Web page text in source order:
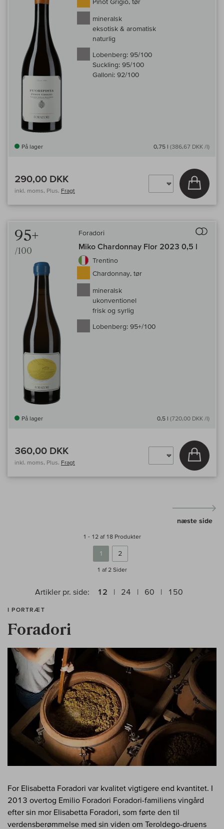
mineralsk
eksotisk & aromatisk
naturlig
Lobenberg: 95/100
Suckling: 95/100
Galloni: 92/100
På lager 0,75 l (386,67 DKK /l)
290,00 DKK
inkl. moms, Plus. Fragt
Læg i
95+
/100
Foradori
Miko Chardonnay Flor 2023 0,5 l
Trentino
Chardonnay, tør
mineralsk
ukonventionel
frisk og syrlig
Lobenberg: 95+/100
På lager 0,5 l (720,00 DKK /l)
360,00 DKK
inkl. moms, Plus. Fragt
Læg i
1 - 12 af 18 Produkter
1 2
næste side
1 af 2 Sider
Artikler pr. side: 12 24 60 150
I PORTRÆT
Foradori
For Elisabetta Foradori var kvalitet vigtigere end kvantitet. I
2013 overtog Emilio Foradori Foradori-familiens vingård
efter sin mor Elisabetta Foradori, som førte den til
verdensberømmelse med sin viden om Teroldego-druens